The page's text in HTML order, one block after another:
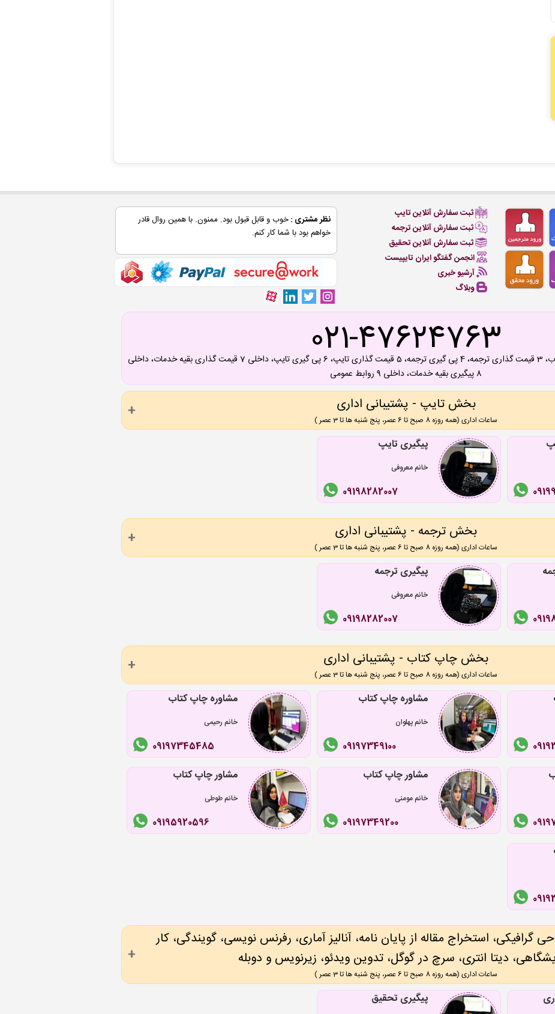
ثبت سفارش آنلاین تایپ
ثبت سفارش آنلاین ترجمه
ثبت سفارش آنلاین تحقیق
انجمن گفتگو ایران تایپیست
آرشیو خبری
وبلاگ
نظر مشتری :خوب و قابل قبول بود. ممنون. با همین روال قادر
خواهم بود با شما کار کنم.
021-47624763
داخلی 1 تقویت رزومه، 2 چاپ و نشر کتاب، 3 قیمت گذاری ترجمه، 4 پی گیری ترجمه، 5 قیمت گذاری تایپ، 6 پی گیری تایپ، داخلی 7 قیمت گذاری بقیه خدمات، داخلی
8 پیگیری بقیه خدمات، داخلی 9 روابط عمومی
بخش تایپ - پشتیبانی اداری
ساعات اداری (همه روزه 8 صبح تا 6 عصر، پنج شنبه ها تا 3 عصر )
پیگیری تایپ
خانم معروفی
09198282007
بخش ترجمه - پشتیبانی اداری
ساعات اداری (همه روزه 8 صبح تا 6 عصر، پنج شنبه ها تا 3 عصر )
پیگیری ترجمه
خانم معروفی
09198282007
بخش چاپ کتاب - پشتیبانی اداری
ساعات اداری (همه روزه 8 صبح تا 6 عصر، پنج شنبه ها تا 3 عصر )
مشاوره چاپ کتاب
خانم پهلوان
09197349100
مشاوره چاپ کتاب
خانم رحیمی
09197345485
مشاور چاپ کتاب
خانم مومنی
09197349200
مشاور چاپ کتاب
خانم طوطی
09195920596
استخراج مقاله از پایان نامه، آنالیز آماری، رفرنس نویسی، گویندگی، کار
دیتا انتری، سرچ در گوگل، تدوین ویدئو، زیرنویس و دوبله
ساعات اداری (همه روزه 8 صبح تا 6 عصر، پنج شنبه ها تا 3 عصر )
پیگیری تحقیق